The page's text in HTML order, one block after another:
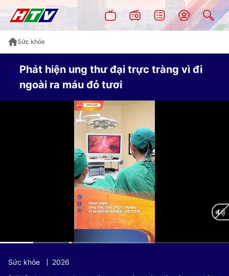
Sức khỏe
Phát hiện ung thư đại trực tràng vì đi
ngoài ra máu đỏ tươi
Time
Sức khỏe
2026